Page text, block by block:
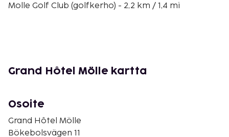
Molle Golf Club (golfkerho) - 2,2 km / 1,4 mi
St Arlids Golf Club (golfkerho) - 8,5 km / 5,3 mi
Jarnvagens Museum Angelholm (museo) - 30,5 km /
19 mi
Pålsjöbaden - 31,4 km / 19,5 mi
Grand Hôtel Mölle kartta
Osoite
Grand Hôtel Mölle
Bökebolsvägen 11